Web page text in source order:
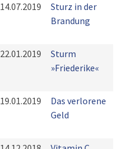
14.07.2019
Sturz in der
Brandung
22.01.2019
Sturm
»Friederike«
19.01.2019
Das verlorene
Geld